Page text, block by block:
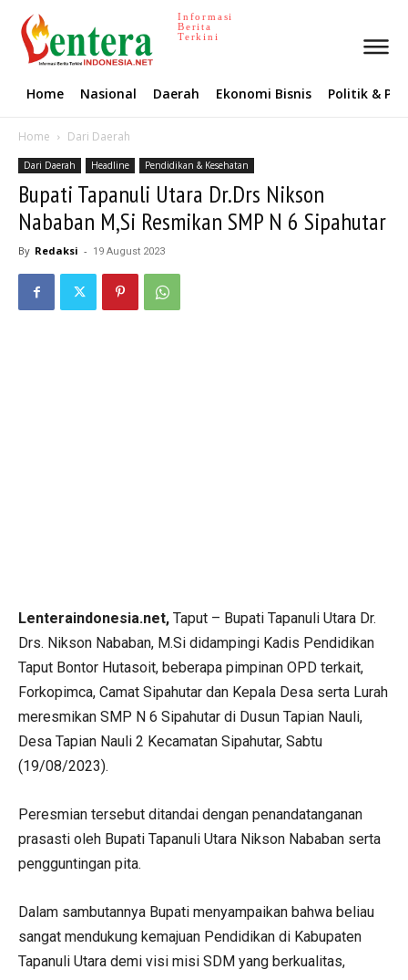
Informasi
Berita
Terkini
Home Nasional Daerah Ekonomi Bisnis Politik &
Home Dari Daerah
Dari Daerah Headline Pendidikan & Kesehatan
Bupati Tapanuli Utara Dr.Drs Nikson
Nababan M,Si Resmikan SMP N 6 Sipahutar
By Redaksi - 19 August 2023
Lenteraindonesia.net, Taput – Bupati Tapanuli Utara Dr.
Drs. Nikson Nababan, M.Si didampingi Kadis Pendidikan
Taput Bontor Hutasoit, beberapa pimpinan OPD terkait,
Forkopimca, Camat Sipahutar dan Kepala Desa serta Lurah
meresmikan SMP N 6 Sipahutar di Dusun Tapian Nauli,
Desa Tapian Nauli 2 Kecamatan Sipahutar, Sabtu
(19/08/2023).
Peresmian tersebut ditandai dengan penandatanganan
prasasti oleh Bupati Tapanuli Utara Nikson Nababan serta
pengguntingan pita.
Dalam sambutannya Bupati menyampaikan bahwa beliau
sangat mendukung kemajuan Pendidikan di Kabupaten
Tapanuli Utara demi visi misi SDM yang berkualitas,